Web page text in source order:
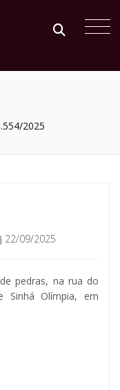
2025
22/09/2025
pedras, na rua do
Sinhá Olímpia, em